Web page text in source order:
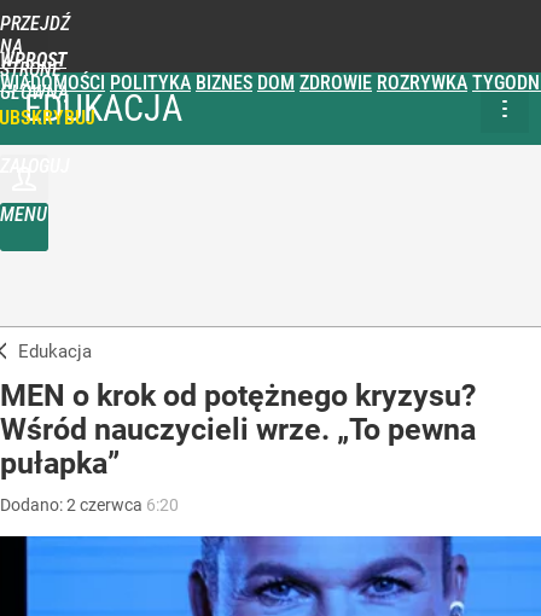
PRZEJDŹ
NA
STRONĘ
GŁÓWNĄ
WPROST
WIADOMOŚCI POLITYKA BIZNES DOM ZDROWIE ROZRYWKA
MENU
EDUKACJA
Edukacja
MEN o krok od potężnego kryzysu?
Wśród nauczycieli wrze. „To pewna
pułapka”
Dodano:2 czerwca 6:20